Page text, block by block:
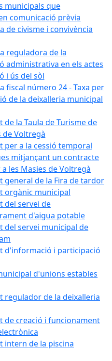
municipals que
comunicació prèvia
de civisme i convivència
reguladora de la
administrativa en els actes
i ús del sòl
fiscal número 24 - Taxa per
de la deixalleria municipal
de la Taula de Turisme de
de Voltregà
per a la cessió temporal
mitjançant un contracte
les Masies de Voltregà
general de la Fira de tardor
orgànic municipal
del servei de
d'aigua potable
del servei municipal de
d'informació i participació
d'unions estables
regulador de la deixalleria
de creació i funcionament
intern de la piscina